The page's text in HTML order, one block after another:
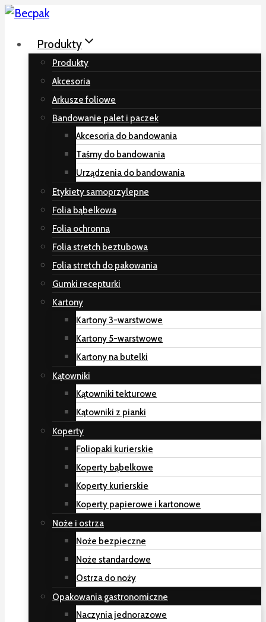
Przeskocz
treści
Produkty
Produkty
Akcesoria
Arkusze foliowe
Bandowanie palet i paczek
Akcesoria do bandowania
Taśmy do bandowania
Urządzenia do bandowania
Etykiety samoprzylepne
Folia bąbelkowa
Folia ochronna
Folia stretch beztubowa
Folia stretch do pakowania
Gumki recepturki
Kartony
Kartony 3-warstwowe
Kartony 5-warstwowe
Kartony na butelki
Kątowniki
Kątowniki tekturowe
Kątowniki z pianki
Koperty
Foliopaki kurierskie
Koperty bąbelkowe
Koperty kurierskie
Koperty papierowe i kartonowe
Noże i ostrza
Noże bezpieczne
Noże standardowe
Ostrza do noży
Opakowania gastronomiczne
Naczynia jednorazowe